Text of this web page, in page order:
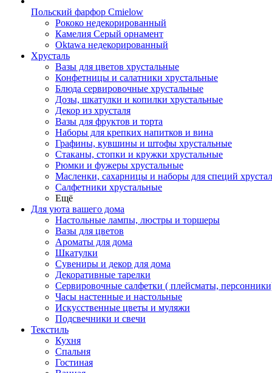
Польский фарфор Сmielow
Рококо недекорированный
Камелия Серый орнамент
Oktawa недекорированный
Хрусталь
Вазы для цветов хрустальные
Конфетницы и салатники хрустальные
Блюда сервировочные хрустальные
Дозы, шкатулки и копилки хрустальные
Декор из хрусталя
Вазы для фруктов и торта
Наборы для крепких напитков и вина
Графины, кувшины и штофы хрустальные
Стаканы, стопки и кружки хрустальные
Рюмки и фужеры хрустальные
Масленки, сахарницы и наборы для специй
Салфетники хрустальные
Ещё
Для уюта вашего дома
Настольные лампы, люстры и торшеры
Вазы для цветов
Ароматы для дома
Шкатулки
Сувениры и декор для дома
Декоративные тарелки
Сервировочные салфетки ( плейсматы,
Часы настенные и настольные
Искусственные цветы и муляжи
Подсвечники и свечи
Текстиль
Кухня
Спальня
Гостиная